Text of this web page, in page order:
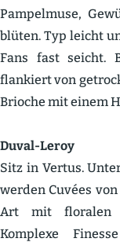
Pampelmuse,
blüten. Typ leicht
Fans fast seicht.
flankiert von
Brioche mit einem
Duval-Leroy
Sitz in Vertus.
werden Cuvées
Art mit floralen
Komplexe